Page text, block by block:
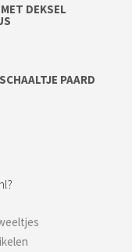
DEKSEL
PAARD